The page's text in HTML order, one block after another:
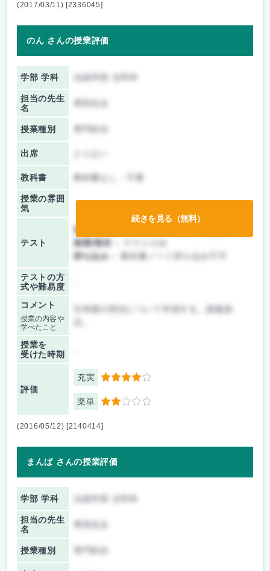
(2017/03/11) [2336045]
のん さんの授業評価
学部 学科 法経学部 法学科
担当の先生
名
授業種別
出席
教科書 教科書なし・不要
授業の雰囲
気
テスト
前期/中間：
後期/期末：
持ち込み：
教科書ノート持ち込み不可
テストの方
式や難易度
コメント
授業の内容や
学べたこと
日本国の刑法について学習する。講義形
授業を
受けた時期
評価
充実 4
楽単 2
続きを見る（無料）
(2016/05/12) [2140414]
まんば さんの授業評価
学部 学科 法経学部 法学科
担当の先生
名
授業種別